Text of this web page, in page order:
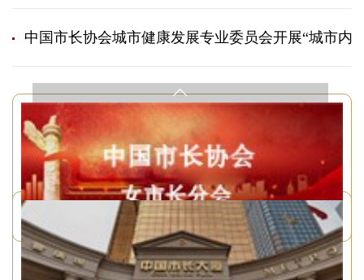
中国市长协会城市健康发展专业委员会开展“城市内